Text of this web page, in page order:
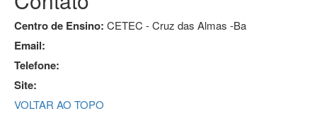
Centro de Ensino: CETEC - Cruz das Almas -Ba
Email:
Telefone:
Site:
VOLTAR AO TOPO